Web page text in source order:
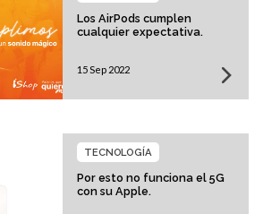
Los AirPods cumplen
cualquier expectativa.
15 Sep 2022
Por esto no funciona el 5G
con su Apple.
TECNOLOGÍA